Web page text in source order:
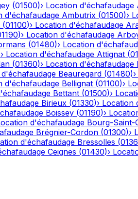
(01500)› Location d'échafaudage
d'échafaudage Ambutrix (01500)›
(01100)› Location d'échafaudage
)› Location d'échafaudage
(01480)› Location
› Location d'échafaudage Attignat (
(01360)› Location d'échafaudage
Beauregard (01480)›
d'échafaudage Bellignat (01100)›
Bettant (01500)›
Birieux (01330)› Location
Boissey (01190)›
d'échafaudage Bourg-Saint-
Brégnier-Cordon (01300)›
d'échafaudage Bressolles (
Ceignes (01430)›